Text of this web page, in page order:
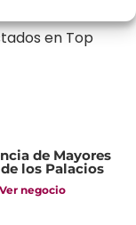
en Top
de Mayores
los Palacios
Ver negocio